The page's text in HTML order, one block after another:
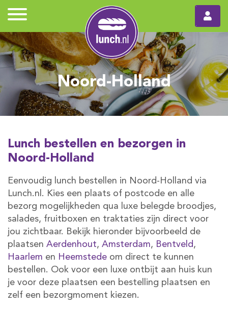
Noord-Holland
Lunch bestellen en bezorgen in
Noord-Holland
Eenvoudig lunch bestellen in Noord-Holland via
Lunch.nl. Kies een plaats of postcode en alle
bezorg mogelijkheden qua luxe belegde broodjes,
salades, fruitboxen en traktaties zijn direct voor
jou zichtbaar. Bekijk hieronder bijvoorbeeld de
plaatsen Aerdenhout, Amsterdam, Bentveld,
Haarlem en Heemstede om direct te kunnen
bestellen. Ook voor een luxe ontbijt aan huis kun
je voor deze plaatsen een bestelling plaatsen en
zelf een bezorgmoment kiezen.